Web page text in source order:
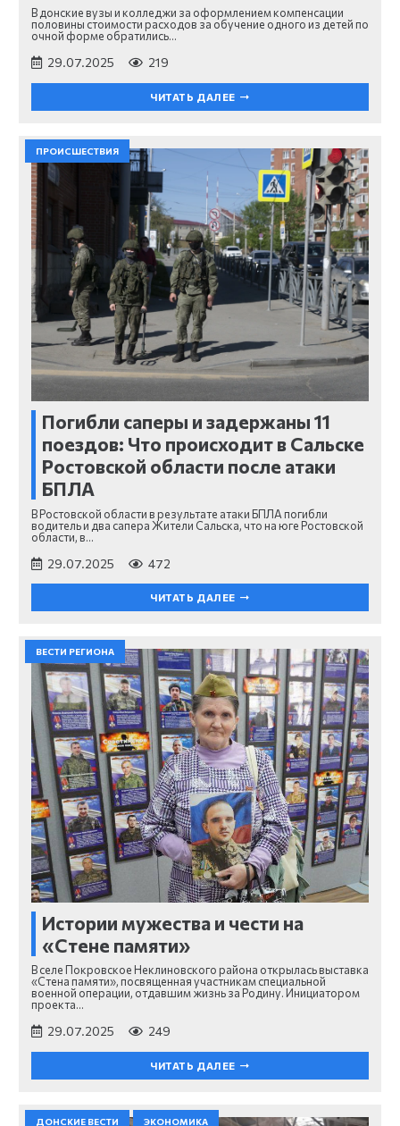
В донские вузы и колледжи за оформлением компенсации
половины стоимости расходов за обучение одного из детей по
очной форме обратились…
29.07.2025 219
ЧИТАТЬ ДАЛЕЕ
ПРОИСШЕСТВИЯ
Погибли саперы и задержаны 11
поездов: Что происходит в Сальске
Ростовской области после атаки
БПЛА
В Ростовской области в результате атаки БПЛА погибли
водитель и два сапера Жители Сальска, что на юге Ростовской
области, в…
29.07.2025 472
ЧИТАТЬ ДАЛЕЕ
ВЕСТИ РЕГИОНА
Истории мужества и чести на
«Стене памяти»
В селе Покровское Неклиновского района открылась выставка
«Стена памяти», посвященная участникам специальной
военной операции, отдавшим жизнь за Родину. Инициатором
проекта…
29.07.2025 249
ЧИТАТЬ ДАЛЕЕ
ДОНСКИЕ ВЕСТИ ЭКОНОМИКА